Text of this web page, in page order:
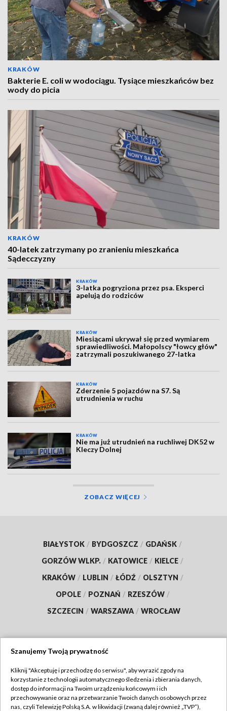
KRAKÓW
Bakterie E. coli w wodociągu. Tysiące mieszkańców bez
wody do picia
KRAKÓW
40-latek zatrzymany po zranieniu mieszkańca
Sądecczyzny
KRAKÓW
3-latka pogryziona przez psa. Eksperci
apelują do rodziców
KRAKÓW
Miesiącami ukrywał się przed wymiarem
sprawiedliwości. Małopolscy "łowcy głów"
zatrzymali poszukiwanego 27-latka
KRAKÓW
Zderzenie 5 pojazdów na S7. Są
utrudnienia w ruchu
KRAKÓW
Nie ma już utrudnień na ruchliwej DK52 w
Kleczy Dolnej
ZOBACZ WIĘCEJ
BIAŁYSTOK / BYDGOSZCZ / GDAŃSK /
GORZÓW WLKP. / KATOWICE / KIELCE /
KRAKÓW / LUBLIN / ŁÓDŹ / OLSZTYN /
OPOLE / POZNAŃ / RZESZÓW /
SZCZECIN / WARSZAWA / WROCŁAW
TVP
Abonament TVP
Regulamin TVP
Szanujemy Twoją prywatność
Kliknij "Akceptuję i przechodzę do serwisu", aby wyrazić zgody na
korzystanie z technologii automatycznego śledzenia i zbierania danych,
dostęp do informacji na Twoim urządzeniu końcowym i ich
przechowywanie oraz na przetwarzanie Twoich danych osobowych przez
nas, czyli Telewizję Polską S.A. w likwidacji (zwaną dalej również „TVP”),